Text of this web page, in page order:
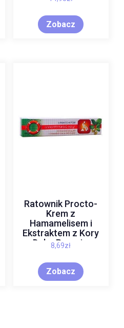
Zobacz
Ratownik Procto-
Krem z
Hamamelisem i
Ekstraktem z Kory
Dębu Przeciw
Hemoroidom 50g
8,69zł
Zobacz